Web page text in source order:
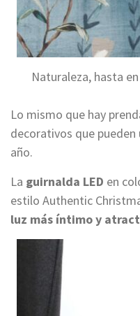
Naturaleza, hasta
Lo mismo que hay
decorativos que
año.
La guirnalda LED en
estilo Authentic
luz más íntimo y